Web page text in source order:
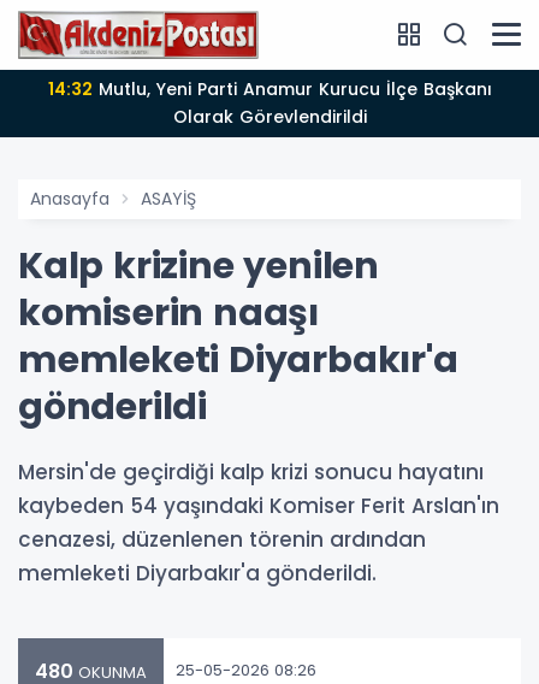
14:12Anamur'da Kasten öldürmeye teşebbüs şüphelisi
tutuklandı
Anasayfa ASAYİŞ
Kalp krizine yenilen
komiserin naaşı
memleketi Diyarbakır'a
gönderildi
Mersin'de geçirdiği kalp krizi sonucu hayatını
kaybeden 54 yaşındaki Komiser Ferit Arslan'ın
cenazesi, düzenlenen törenin ardından
memleketi Diyarbakır'a gönderildi.
480 OKUNMA 25-05-2026 08:26